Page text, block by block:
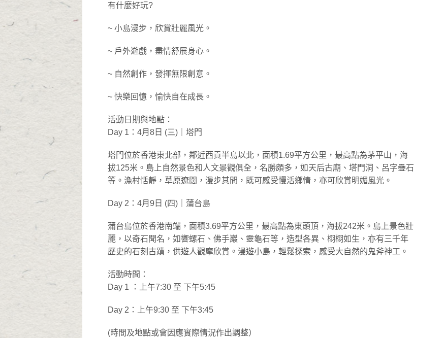
有什麼好玩?
~ 小島漫步，欣賞壯麗風光。
~ 戶外遊戲，盡情舒展身心。
~ 自然創作，發揮無限創意。
~ 快樂回憶，愉快自在成長。
活動日期與地點：
Day 1：4月8日 (三)｜塔門
塔門位於香港東北部，鄰近西貢半島以北，面積1.69平方公里，最高點為茅平山，海
拔125米。島上自然景色和人文景觀俱全，名勝頗多，如天后古廟、塔門洞、呂字疊石
等。漁村恬靜，草原遼闊，漫步其間，既可感受慢活鄉情，亦可欣賞明媚風光。
Day 2：4月9日 (四)｜蒲台島
蒲台島位於香港南端，面積3.69平方公里，最高點為東頭頂，海拔242米。島上景色壯
麗，以奇石聞名，如響螺石、佛手巖、靈龜石等，造型各異、栩栩如生，亦有三千年
歷史的石刻古蹟，供遊人觀摩欣賞。漫遊小島，輕鬆探索，感受大自然的鬼斧神工。
活動時間：
Day 1 ：上午7:30 至 下午5:45
Day 2：上午9:30 至 下午3:45
(時間及地點或會因應實際情況作出調整）